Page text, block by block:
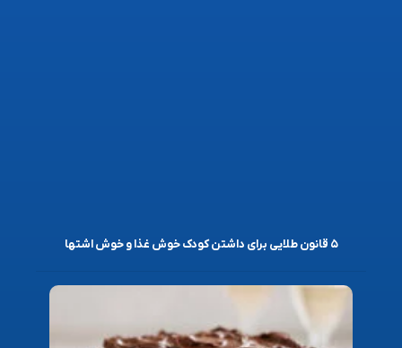
۵ قانون طلایی برای داشتن کودک خوش غذا و خوش اشتها